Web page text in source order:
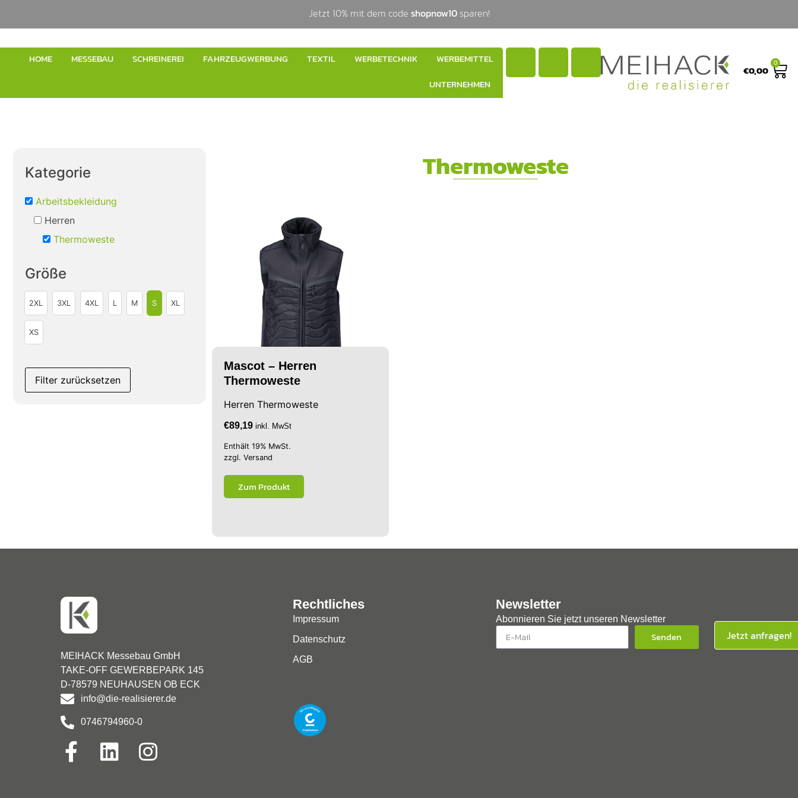
Jetzt 10% mit dem code shopnow10sparen!
HOME MESSEBAU SCHREINEREI FAHRZEUGWERBUNG TEXTIL WERBETECHNIK
WERBEMITTEL
UNTERNEHMEN
€0,00
0
Jetzt anfragen!
Kategorie
Arbeitsbekleidung
Herren
Thermoweste
Größe
2XL 3XL 4XL L M S XL
XS
Filter zurücksetzen
Thermoweste
Mascot – Herren
Thermoweste
Herren Thermoweste
€89,19 inkl. MwSt
Enthält 19% MwSt.
zzgl. Versand
Zum Produkt
MEIHACK Messebau GmbH
TAKE-OFF GEWERBEPARK 145
D-78579 NEUHAUSEN OB ECK
info@die-realisierer.de
0746794960-0
Rechtliches
Impressum
Datenschutz
AGB
Newsletter
Abonnieren Sie jetzt unseren Newsletter
Senden